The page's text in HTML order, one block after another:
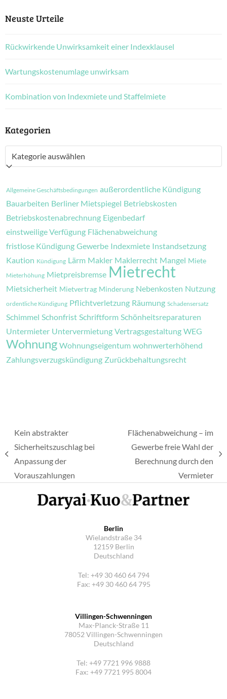
Neuste Urteile
Rückwirkende Unwirksamkeit einer Indexklausel
Wartungskostenumlage unwirksam
Kombination von Indexmiete und Staffelmiete
Kategorien
Kategorien
Allgemeine Geschäftsbedingungen außerordentliche Kündigung
Bauarbeiten Berliner Mietspiegel Betriebskosten
Betriebskostenabrechnung Eigenbedarf
einstweilige Verfügung Flächenabweichung
fristlose Kündigung Gewerbe Indexmiete Instandsetzung
Kaution Kündigung Lärm Makler Maklerrecht Mangel Miete
Mieterhöhung Mietpreisbremse Mietrecht
Mietsicherheit Mietvertrag Minderung Nebenkosten Nutzung
ordentliche Kündigung Pflichtverletzung Räumung Schadensersatz
Schimmel Schonfrist Schriftform Schönheitsreparaturen
Untermieter Untervermietung Vertragsgestaltung WEG
Wohnung Wohnungseigentum wohnwerterhöhend
Zahlungsverzugskündigung Zurückbehaltungsrecht
vorheriger
Beitrag:
Kein abstrakter
Sicherheitszuschlag bei
Anpassung der
Vorauszahlungen
Nächster
Flächenabweichung – im
Gewerbe freie Wahl der
Berechnung durch den
Vermieter
Berlin
Wielandstraße 34
12159 Berlin
Deutschland
Tel: +49 30 460 64 794
Fax: +49 30 460 64 795
Villingen-Schwenningen
Max-Planck-Straße 11
78052 Villingen-Schwenningen
Deutschland
Tel: +49 7721 996 9888
Fax: +49 7721 995 8004